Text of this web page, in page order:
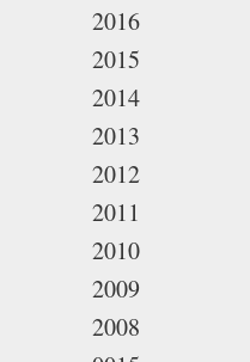
2016
2015
2014
2013
2012
2011
2010
2009
2008